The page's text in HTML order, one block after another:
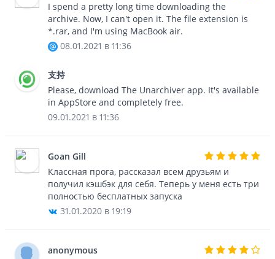
I spend a pretty long time downloading the
archive. Now, I can't open it. The file extension is
*.rar, and I'm using MacBook air.
08.01.2021 в 11:36
支持
Please, download The Unarchiver app. It's available
in AppStore and completely free.
09.01.2021 в 11:36
Goan Gill
Классная прога, рассказал всем друзьям и
получил кэшбэк для себя. Теперь у меня есть три
полностью бесплатных запуска
31.01.2020 в 19:19
anonymous